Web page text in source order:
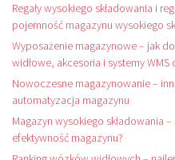
Regały wysokiego składowania i
pojemność magazynu wysokiego
Wyposażenie magazynowe – jak
widłowe, akcesoria i systemy
Nowoczesne magazynowanie –
automatyzacja magazynu
Magazyn wysokiego składowania
efektywność magazynu?